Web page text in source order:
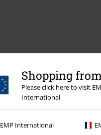
Shopping
Please click here to visit
International
EMP International